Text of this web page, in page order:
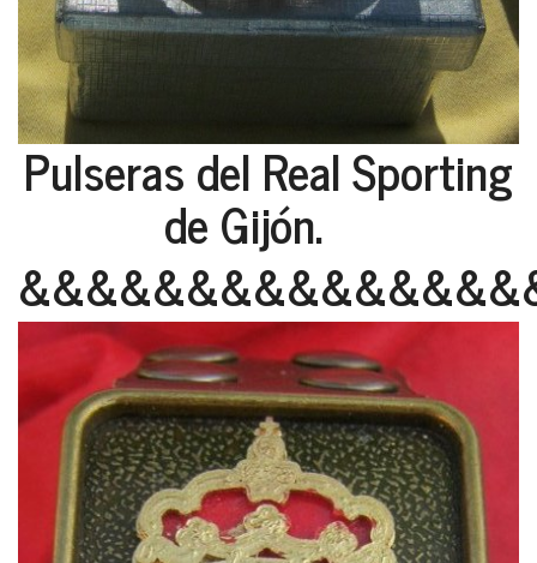
Pulseras del Real Sporting
de Gijón.